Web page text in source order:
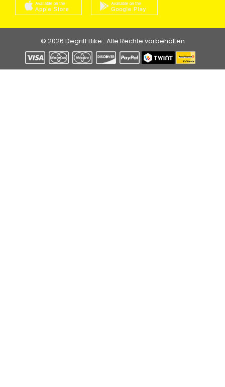
© 2026 Degriff Bike . Alle Rechte vorbehalten